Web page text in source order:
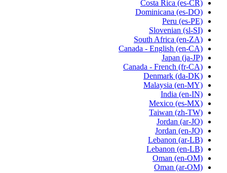
Costa Rica (es-CR)
Dominicana (es-DO)
Peru (es-PE)
Slovenian (sl-SI)
South Africa (en-ZA)
Canada - English (en-CA)
Japan (ja-JP)
Canada - French (fr-CA)
Denmark (da-DK)
Malaysia (en-MY)
India (en-IN)
Mexico (es-MX)
Taiwan (zh-TW)
Jordan (ar-JO)
Jordan (en-JO)
Lebanon (ar-LB)
Lebanon (en-LB)
Oman (en-OM)
Oman (ar-OM)